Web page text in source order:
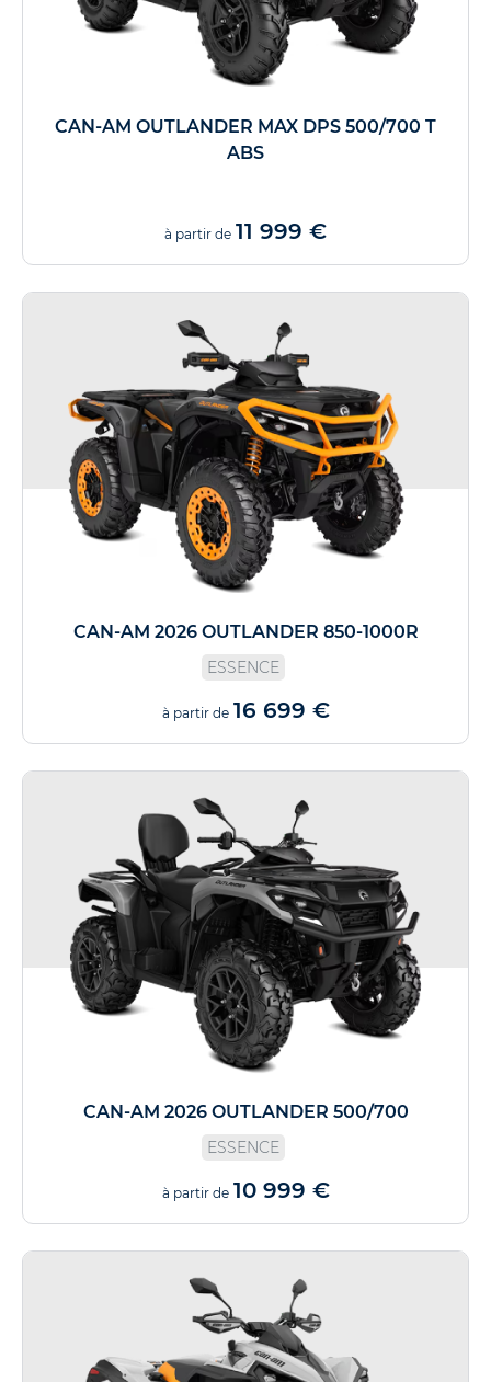
CAN-AM OUTLANDER MAX DPS 500/700 T
ABS
à partir de 11 999 €
CAN-AM 2026 OUTLANDER 850-1000R
ESSENCE
à partir de 16 699 €
CAN-AM 2026 OUTLANDER 500/700
ESSENCE
à partir de 10 999 €